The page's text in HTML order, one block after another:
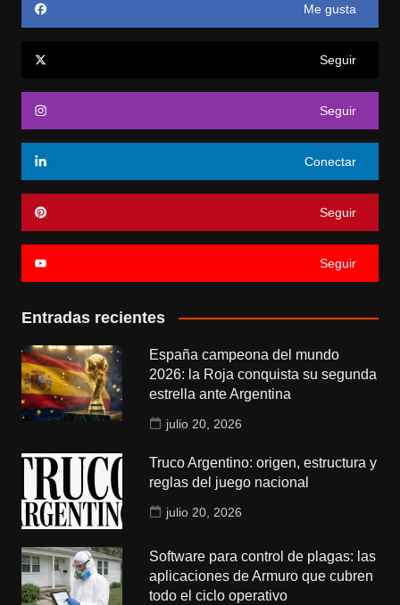
Me gusta
Seguir
Seguir
Conectar
Seguir
Seguir
Entradas recientes
España campeona del mundo
2026: la Roja conquista su segunda
estrella ante Argentina
julio 20, 2026
Truco Argentino: origen, estructura y
reglas del juego nacional
julio 20, 2026
Software para control de plagas: las
aplicaciones de Armuro que cubren
todo el ciclo operativo